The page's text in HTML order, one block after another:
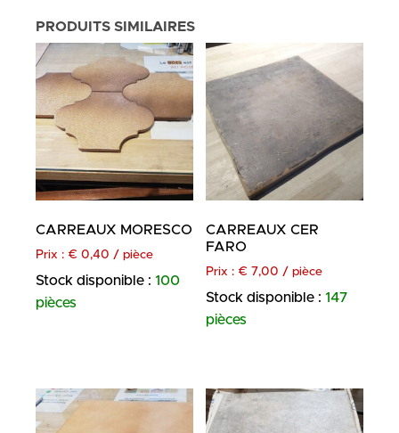
PRODUITS SIMILAIRES
CARREAUX MORESCO
Prix : € 0,40 / pièce
Stock disponible : 100
pièces
CARREAUX CER
FARO
Prix : € 7,00 / pièce
Stock disponible : 147
pièces